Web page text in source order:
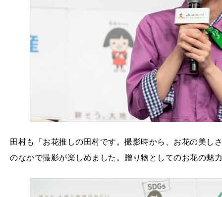
田村も「お花推しの田村です。撮影時から、お花の美し
のなかで撮影が楽しめました。贈り物としてのお花の魅